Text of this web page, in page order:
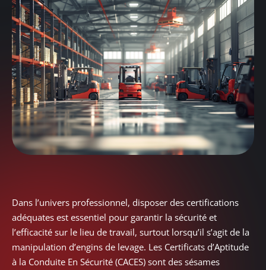
Dans l’univers professionnel, disposer des certifications
adéquates est essentiel pour garantir la sécurité et
l’efficacité sur le lieu de travail, surtout lorsqu’il s’agit de la
manipulation d’engins de levage. Les Certificats d’Aptitude
à la Conduite En Sécurité (CACES) sont des sésames